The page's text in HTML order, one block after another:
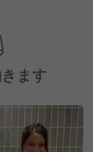
店舗の実現に向け
成長を共に担って
います！
ます